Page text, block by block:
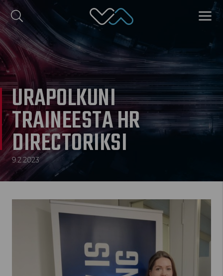
Valmet Automotive
Polski
URAPOLKUNI
TRAINEESTA HR
DIRECTORIKSI
9.2.2023